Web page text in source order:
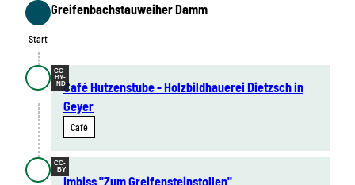
Start
Start
Greifenbachstauweiher Damm
CC-
BY-
NDCafé Hutzenstube - Holzbildhauerei Dietzsch in
Geyer
Café
CC-
BY
Imbiss "Zum Greifensteinstollen"